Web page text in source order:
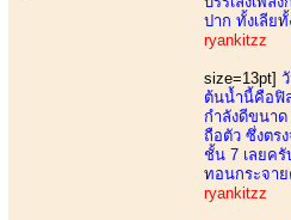
ปาก ทั้งเลีย
ryankitzz
size=13pt]
ต้นน้ำนี้คือฟิ
กำลังดีขนา
ถือตัว ซึ่งตร
ชั้น 7 เลยค
ทอนกระจาย
ryankitzz